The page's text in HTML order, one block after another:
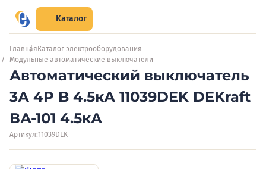
Каталог
Главная Каталог электрооборудования
Модульные автоматические выключатели
Автоматический выключатель
3А 4P B 4.5кА 11039DEK DEKraft
ВА-101 4.5кА
Артикул:11039DEK